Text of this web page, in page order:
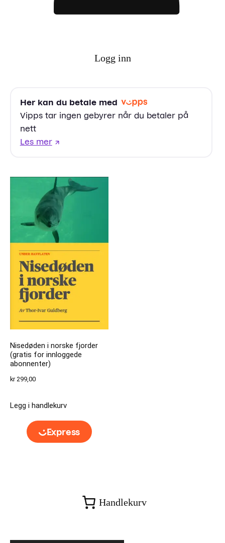
Logg inn
Nisedøden i norske fjorder
(gratis for innloggede
abonnenter)
kr299,00
Legg i handlekurv
Handlekurv